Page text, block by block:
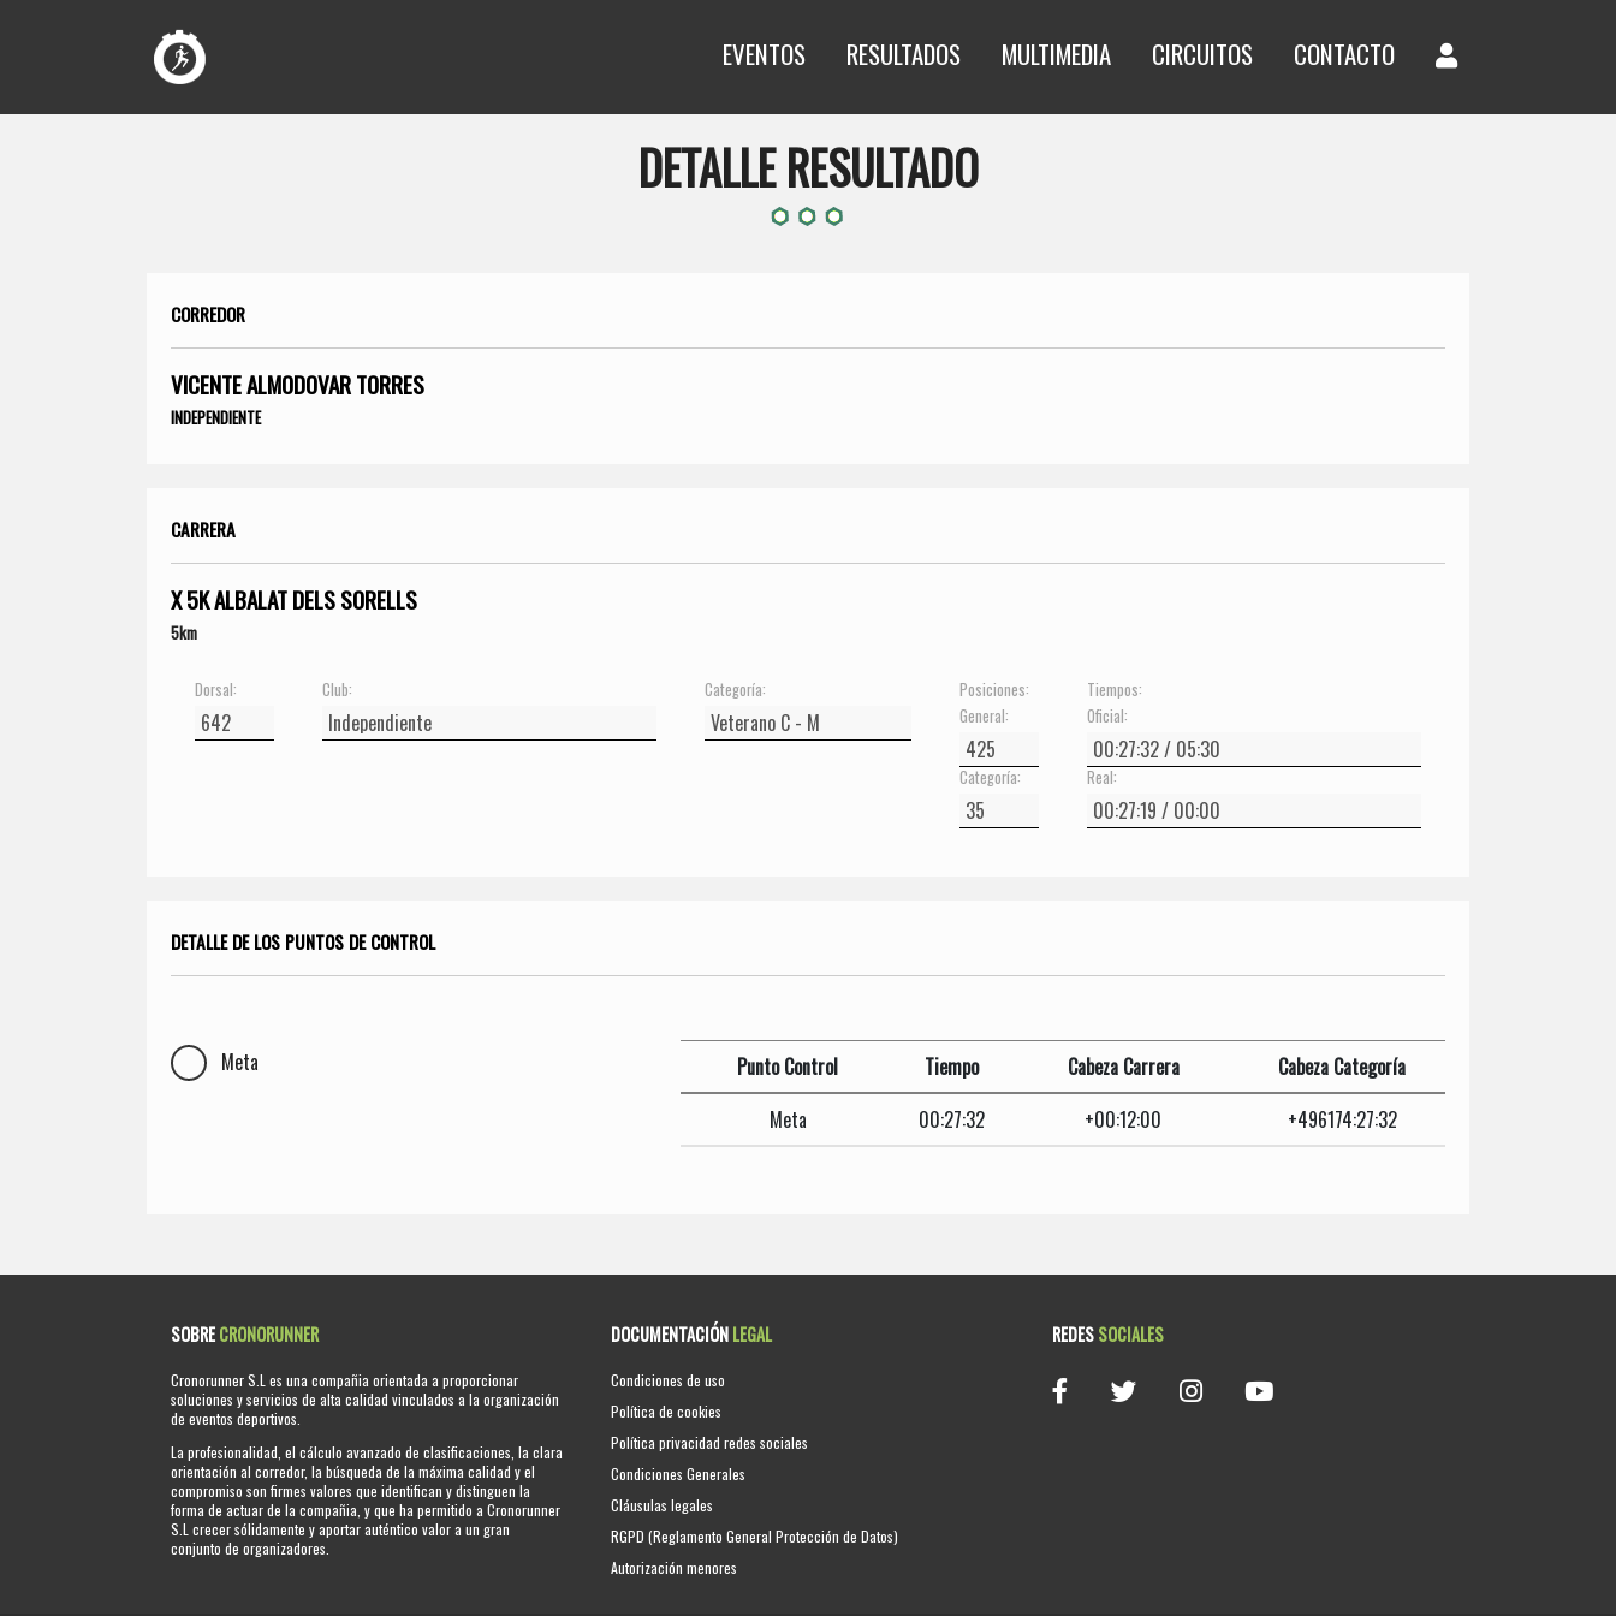
EVENTOS RESULTADOS MULTIMEDIA CIRCUITOS CONTACTO
DETALLE RESULTADO
CORREDOR
VICENTE ALMODOVAR TORRES
INDEPENDIENTE
CARRERA
X 5K ALBALAT DELS SORELLS
5km
Dorsal: Club: Categoría:
Posiciones:
General:
Categoría:
Tiempos:
Oficial:
Real:
DETALLE DE LOS PUNTOS DE CONTROL
Meta Punto Control Tiempo Cabeza Carrera
Cabeza Categoría
Meta
00:27:32 +00:12:00 +496174:27:32
SOBRECRONORUNNER
Cronorunner S.L es una compañia orientada a proporcionar
soluciones y servicios de alta calidad vinculados a la organización
de eventos deportivos.
La profesionalidad, el cálculo avanzado de clasificaciones, la clara
orientación al corredor, la búsqueda de la máxima calidad y el
compromiso son firmes valores que identifican y distinguen la
forma de actuar de la compañia, y que ha permitido a Cronorunner
S.L crecer sólidamente y aportar auténtico valor a un gran
conjunto de organizadores.
DOCUMENTACIÓNLEGAL
Condiciones de uso
Política de cookies
Política privacidad redes sociales
Condiciones Generales
Cláusulas legales
RGPD (Reglamento General Protección de Datos)
Autorización menores
REDESSOCIALES